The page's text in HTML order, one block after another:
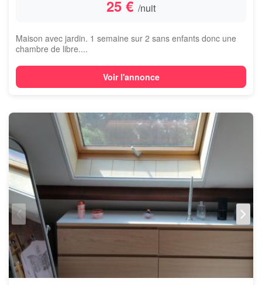
25 € /nuit
Maison avec jardin. 1 semaine sur 2 sans enfants donc une
chambre de libre....
Voir l'annonce